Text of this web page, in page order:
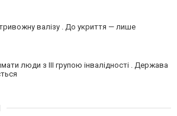
валізу . До укриття — лише
люди з III групою інвалідності . Держава